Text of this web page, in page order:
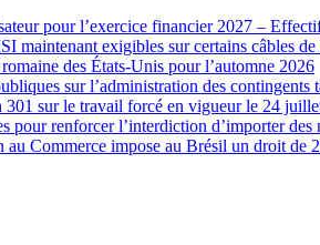
pour l’exercice financier 2027 –
maintenant exigibles sur certains câbles
des États-Unis pour l’automne 2026
sur l’administration des contingents
301 sur le travail forcé en vigueur le 24
pour renforcer l’interdiction d’importer des
Commerce impose au Brésil un droit de